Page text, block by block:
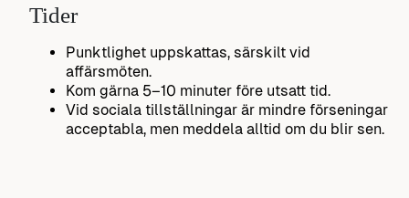
Tider
Punktlighet uppskattas, särskilt vid
affärsmöten.
Kom gärna 5–10 minuter före utsatt tid.
Vid sociala tillställningar är mindre förseningar
acceptabla, men meddela alltid om du blir sen.